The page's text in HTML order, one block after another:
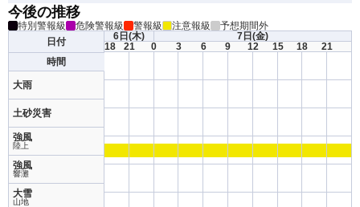
今後の推移
特別警報級 危険警報級 警報級 注意報級
予想期間外
日付
時間
大雨
土砂災害
強風
陸上
強風
響灘
大雪
山地
6日 (木)
18
21
7日 (金)
0
3 6 9 12 15 18 21